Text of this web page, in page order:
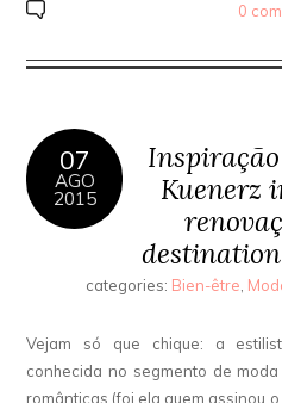
0
07
AGO
2015
Kuenerz
categories: Bien-être,
Vejam só que chique: a
conhecida no segmento de
românticas (foi ela quem assinou